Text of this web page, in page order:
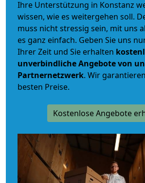
Ihre Unterstützung in Konstanz
wissen, wie es weitergehen soll.
muss nicht stressig sein, mit uns
es ganz einfach. Geben Sie uns
Ihrer Zeit und Sie erhalten
unverbindlicheAngebote von
Partnernetzwerk. Wir
besten Preise.
Kostenlose Angebote